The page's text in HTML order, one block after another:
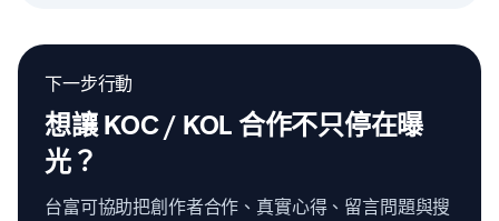
下一步行動
想讓 KOC / KOL 合作不只停在曝
光？
台富可協助把創作者合作、真實心得、留言問題與搜